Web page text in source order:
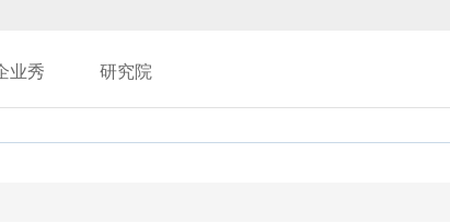
业秀 研究院